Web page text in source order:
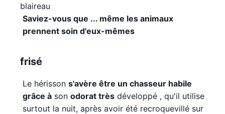
blaireau
Saviez-vous que ... même les animaux
prennent soin d'eux-mêmes
frisé
Le hérisson s'avère être un chasseur habile
grâce à son odorat très développé , qu'il utilise
surtout la nuit, après avoir été recroquevillé sur